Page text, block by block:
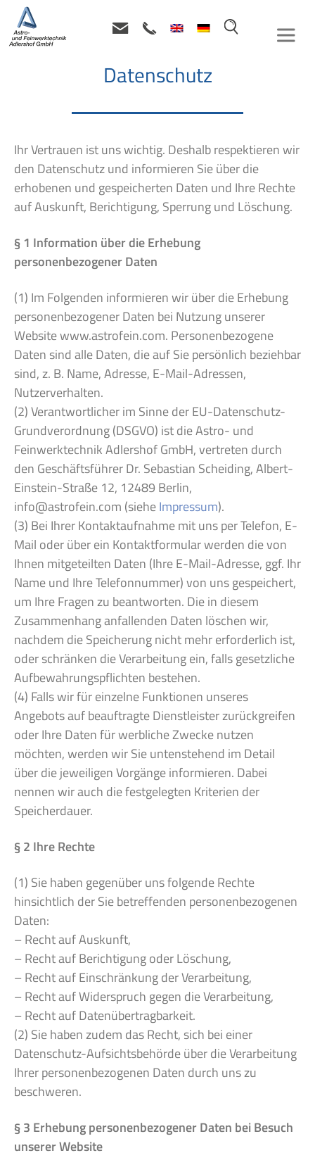
STARTSEITE» DATENSCHUTZERKLÄRUNG
Datenschutz
Ihr Vertrauen ist uns wichtig. Deshalb respektieren wir
den Datenschutz und informieren Sie über die
erhobenen und gespeicherten Daten und Ihre Rechte
auf Auskunft, Berichtigung, Sperrung und Löschung.
§ 1 Information über die Erhebung
personenbezogener Daten
(1) Im Folgenden informieren wir über die Erhebung
personenbezogener Daten bei Nutzung unserer
Website www.astrofein.com. Personenbezogene
Daten sind alle Daten, die auf Sie persönlich beziehbar
sind, z. B. Name, Adresse, E-Mail-Adressen,
Nutzerverhalten.
(2) Verantwortlicher im Sinne der EU-Datenschutz-
Grundverordnung (DSGVO) ist die Astro- und
Feinwerktechnik Adlershof GmbH, vertreten durch
den Geschäftsführer Dr. Sebastian Scheiding, Albert-
Einstein-Straße 12, 12489 Berlin,
info@astrofein.com (sieheImpressum).
(3) Bei Ihrer Kontaktaufnahme mit uns per Telefon, E-
Mail oder über ein Kontaktformular werden die von
Ihnen mitgeteilten Daten (Ihre E-Mail-Adresse, ggf. Ihr
Name und Ihre Telefonnummer) von uns gespeichert,
um Ihre Fragen zu beantworten. Die in diesem
Zusammenhang anfallenden Daten löschen wir,
nachdem die Speicherung nicht mehr erforderlich ist,
oder schränken die Verarbeitung ein, falls gesetzliche
Aufbewahrungspflichten bestehen.
(4) Falls wir für einzelne Funktionen unseres
Angebots auf beauftragte Dienstleister zurückgreifen
oder Ihre Daten für werbliche Zwecke nutzen
möchten, werden wir Sie untenstehend im Detail
über die jeweiligen Vorgänge informieren. Dabei
nennen wir auch die festgelegten Kriterien der
Speicherdauer.
§ 2 Ihre Rechte
(1) Sie haben gegenüber uns folgende Rechte
hinsichtlich der Sie betreffenden personenbezogenen
Daten:
– Recht auf Auskunft,
– Recht auf Berichtigung oder Löschung,
– Recht auf Einschränkung der Verarbeitung,
– Recht auf Widerspruch gegen die Verarbeitung,
– Recht auf Datenübertragbarkeit.
(2) Sie haben zudem das Recht, sich bei einer
Datenschutz-Aufsichtsbehörde über die Verarbeitung
Ihrer personenbezogenen Daten durch uns zu
beschweren.
§ 3 Erhebung personenbezogener Daten bei Besuch
unserer Website